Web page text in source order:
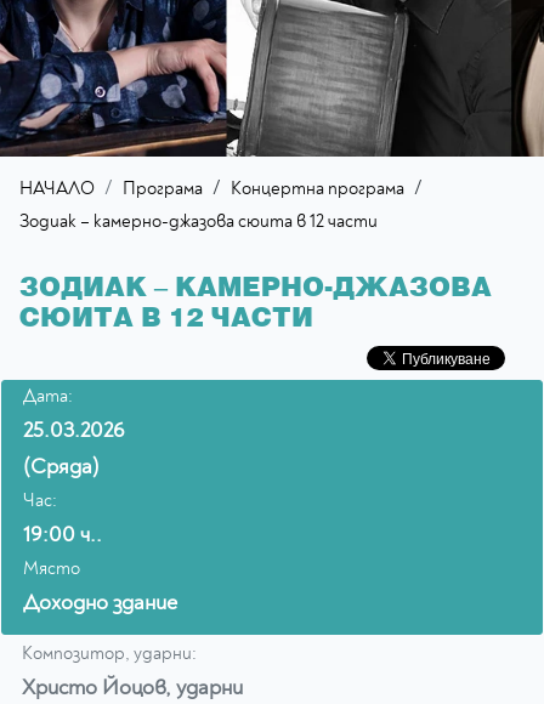
НАЧАЛО Програма / Концертна програма /
Зодиак – камерно-джазова сюита в 12 части
ЗОДИАК – КАМЕРНО-ДЖАЗОВА
СЮИТА В 12 ЧАСТИ
Дата:
25.03.2026
(Сряда)
Час:
19:00 ч..
Място
Доходно здание
Композитор, ударни:
Христо Йоцов, ударни